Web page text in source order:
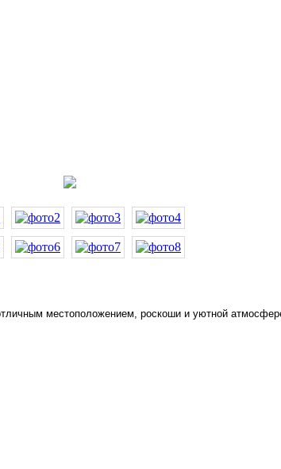
местоположением, роскоши и уютной